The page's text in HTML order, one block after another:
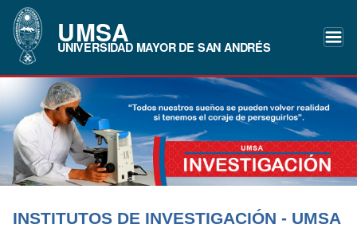
UMSA
UNIVERSIDAD MAYOR DE SAN ANDRÉS
INSTITUTOS DE INVESTIGACIÓN - UMSA